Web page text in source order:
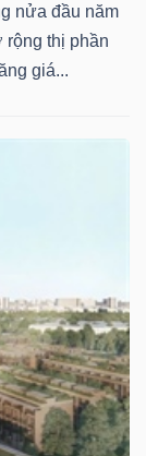
nửa đầu năm
rộng thị phần
giá...